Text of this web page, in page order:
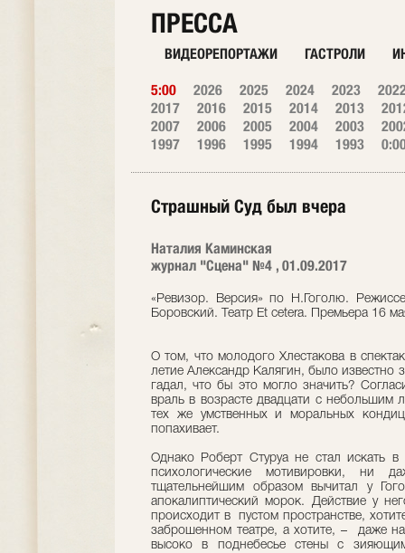
ПРЕССА
ВИДЕОРЕПОРТАЖИ ГАСТРОЛИ
5:00 2026 2025 2024 2023
2017
2016 2015 2014 2013
2007
2006 2005 2004 2003
1997
1996 1995 1994 1993
Страшный Суд был вчера
Наталия Каминская
журнал "Сцена" №4 , 01.09.2017
«Ревизор. Версия» по Н.Гоголю.
Боровский. Театр Et cetera. Премьера 16
О том, что молодого Хлестакова в
летие Александр Калягин, было известно
гадал, что бы это могло значить?
враль в возрасте двадцати с небольшим
тех же умственных и моральных
попахивает.
Однако Роберт Стуруа не стал искать
психологические мотивировки,
тщательнейшим образом вычитал у
апокалиптический морок. Действие у
происходит в пустом пространстве,
заброшенном театре, а хотите, – даже
высоко в поднебесье стены с